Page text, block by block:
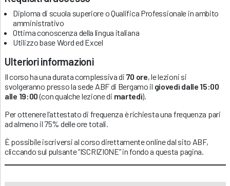
Diploma di scuola superiore o Qualifica Professionale in ambito
amministrativo
Ottima conoscenza della lingua italiana
Utilizzo base Word ed Excel
Ulteriori informazioni
Il corso ha una durata complessiva di 70 ore, le lezioni si
svolgeranno presso la sede ABF di Bergamo il giovedì dalle 15:00
alle 19:00(con qualche lezione di martedì).
Per ottenere l’attestato di frequenza è richiesta una frequenza pari
ad almeno il 75% delle ore totali.
È possibile iscriversi al corso direttamente online dal sito ABF,
cliccando sul pulsante “ISCRIZIONE” in fondo a questa pagina.